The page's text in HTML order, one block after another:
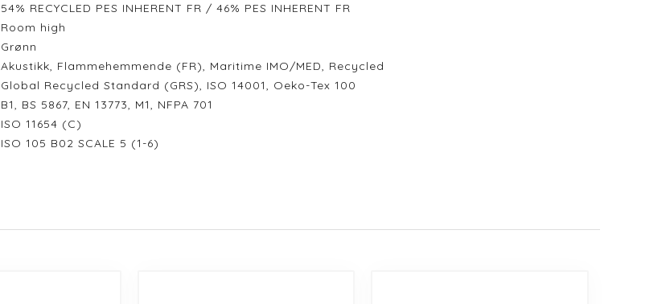
54% RECYCLED PES INHERENT FR / 46% PES INHERENT FR
Room high
Grønn
Akustikk, Flammehemmende (FR), Maritime IMO/MED, Recycled
Global Recycled Standard (GRS), ISO 14001, Oeko-Tex 100
B1, BS 5867, EN 13773, M1, NFPA 701
ISO 11654 (C)
ISO 105 B02 SCALE 5 (1-6)